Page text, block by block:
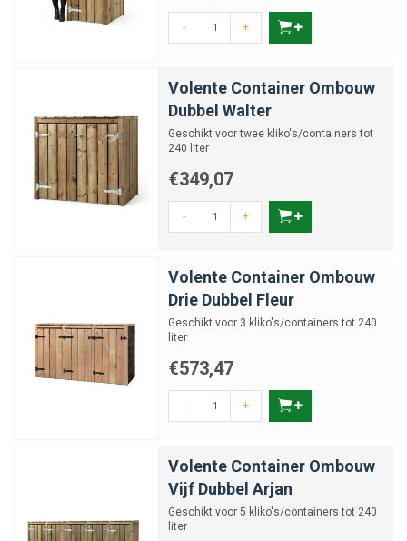
- +
Volente Container Ombouw
Dubbel Walter
Geschikt voor twee kliko's/containers tot
240 liter
€349,07
- +
Volente Container Ombouw
Drie Dubbel Fleur
Geschikt voor 3 kliko's/containers tot 240
liter
€573,47
- +
Volente Container Ombouw
Vijf Dubbel Arjan
Geschikt voor 5 kliko's/containers tot 240
liter